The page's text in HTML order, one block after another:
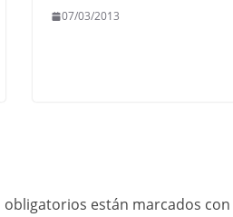
07/03/2013
obligatorios están marcados con